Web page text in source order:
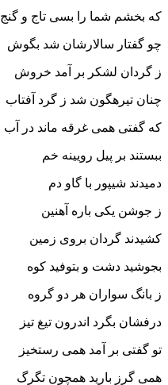
که بخشم شما را بسى تاج و گنج‏
چو گفتار سالارشان شد بگوش
ز گردان لشکر بر آمد خروش‏
چنان تیره‏گون شد ز گرد آفتاب
که گفتى همى غرقه ماند در آب‏
ببستند بر پیل رویینه خم
دمیدند شیپور با گاو دم‏
ز جوشن یکى باره آهنین
کشیدند گردان بروى زمین‏
بجوشید دشت و بتوفید کوه
ز بانگ سواران هر دو گروه‏
درفشان بگرد اندرون تیغ تیز
تو گفتى بر آمد همى رستخیز
همى گرز بارید همچون تگرگ